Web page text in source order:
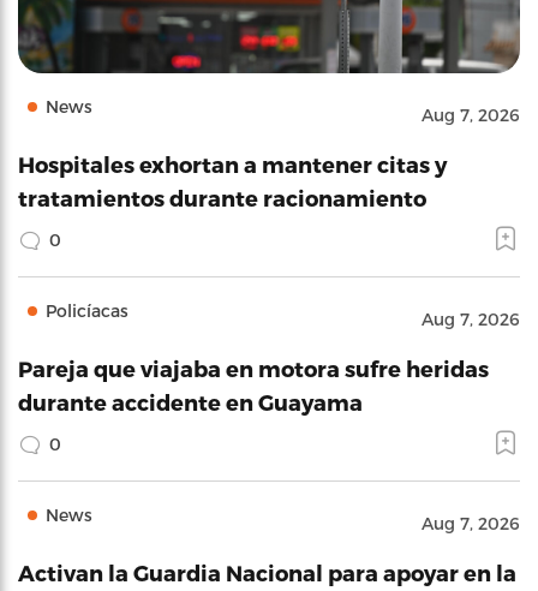
News Aug 7, 2026
Hospitales exhortan a mantener citas y
tratamientos durante racionamiento
0
Policíacas Aug 7, 2026
Pareja que viajaba en motora sufre heridas
durante accidente en Guayama
0
News Aug 7, 2026
Activan la Guardia Nacional para apoyar en la